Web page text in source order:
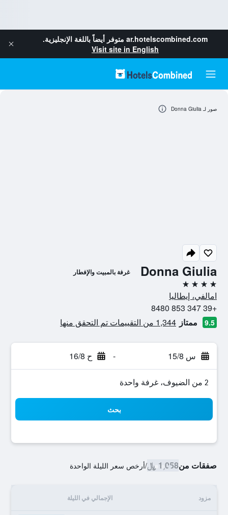
ar.hotelscombined.com متوفر أيضاً باللغة الإنجليزية.
Visit site in English
Donna Giulia غرفة بالمبيت والإفطار
4 نجوم
امالفي، إيطاليا
+39 347 853 8480
9.5 ممتاز 1,344 من التقييمات تم التحقق منها
س 15/8 - ح 16/8
2 من الضيوف، غرفة واحدة
بحث
صفقات من1,058 ﷼ /أرخص سعر الليلة الواحدة
مزود الإجمالي في الليلة
صور لـ Donna Giulia